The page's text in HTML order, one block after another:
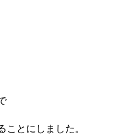
ことにしました。